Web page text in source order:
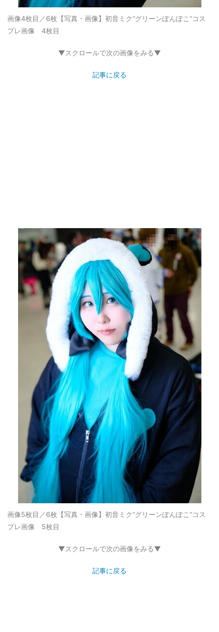
画像4枚目／6枚 【写真・画像】初音ミク“グリーンぽんぽこ”コス
プレ画像 4枚目
▼スクロールで次の画像をみる▼
記事に戻る
画像5枚目／6枚 【写真・画像】初音ミク“グリーンぽんぽこ”コス
プレ画像 5枚目
▼スクロールで次の画像をみる▼
記事に戻る